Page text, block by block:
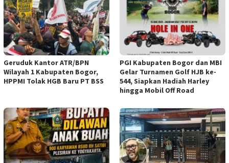
Geruduk Kantor ATR/BPN
Wilayah 1 Kabupaten Bogor,
HPPMI Tolak HGB Baru PT BSS
PGI Kabupaten Bogor dan MBI
Gelar Turnamen Golf HJB ke-
544, Siapkan Hadiah Harley
hingga Mobil Off Road